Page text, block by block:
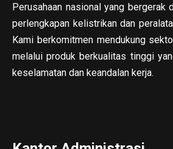
Perusahaan nasional yang bergerak
perlengkapan kelistrikan dan
Kami berkomitmen mendukung
melalui produk berkualitas tinggi
keselamatan dan keandalan kerja.